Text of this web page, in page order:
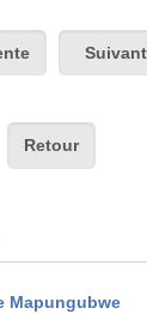
Retour
Mapungubwe